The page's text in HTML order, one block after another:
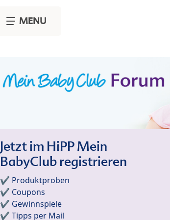
MENU
Jetzt im HiPP Mein
BabyClub registrieren
✔️ Produktproben
✔️ Coupons
✔️ Gewinnspiele
✔️ Tipps per Mail